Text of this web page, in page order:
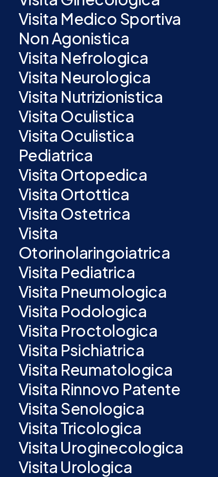
Visita Medico Sportiva
Non Agonistica
Visita Nefrologica
Visita Neurologica
Visita Nutrizionistica
Visita Oculistica
Visita Oculistica
Pediatrica
Visita Ortopedica
Visita Ortottica
Visita Ostetrica
Visita
Otorinolaringoiatrica
Visita Pediatrica
Visita Pneumologica
Visita Podologica
Visita Proctologica
Visita Psichiatrica
Visita Reumatologica
Visita Rinnovo Patente
Visita Senologica
Visita Tricologica
Visita Uroginecologica
Visita Urologica